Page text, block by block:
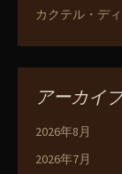
カクテル・デ
アーカイ
2026年8月
2026年7月